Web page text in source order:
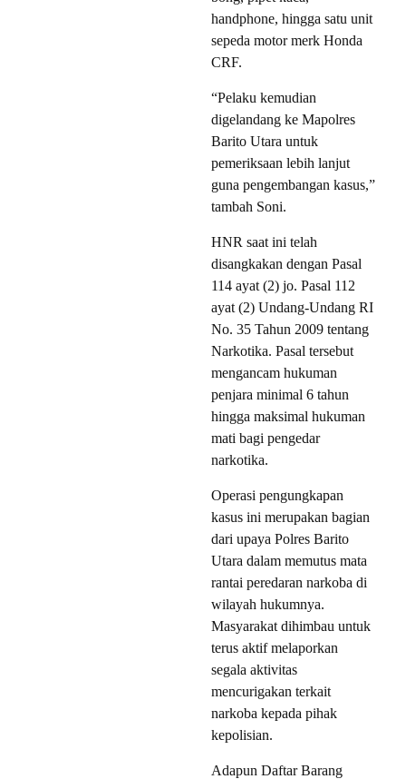
handphone, hingga satu unit
sepeda motor merk Honda
CRF.
“Pelaku kemudian
digelandang ke Mapolres
Barito Utara untuk
pemeriksaan lebih lanjut
guna pengembangan kasus,”
tambah Soni.
HNR saat ini telah
disangkakan dengan Pasal
114 ayat (2) jo. Pasal 112
ayat (2) Undang-Undang RI
No. 35 Tahun 2009 tentang
Narkotika. Pasal tersebut
mengancam hukuman
penjara minimal 6 tahun
hingga maksimal hukuman
mati bagi pengedar
narkotika.
Operasi pengungkapan
kasus ini merupakan bagian
dari upaya Polres Barito
Utara dalam memutus mata
rantai peredaran narkoba di
wilayah hukumnya.
Masyarakat dihimbau untuk
terus aktif melaporkan
segala aktivitas
mencurigakan terkait
narkoba kepada pihak
kepolisian.
Adapun Daftar Barang